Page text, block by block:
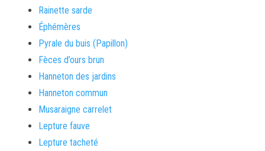
Rainette sarde
Éphémères
Pyrale du buis (Papillon)
Fèces d’ours brun
Hanneton des jardins
Hanneton commun
Musaraigne carrelet
Lepture fauve
Lepture tacheté